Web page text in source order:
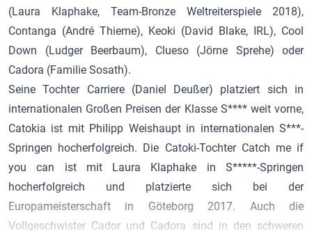
(Laura Klaphake, Team-Bronze Weltreiterspiele 2018),
Contanga (André Thieme), Keoki (David Blake, IRL), Cool
Down (Ludger Beerbaum), Clueso (Jörne Sprehe) oder
Cadora (Familie Sosath).
Seine Tochter Carriere (Daniel Deußer) platziert sich in
internationalen Großen Preisen der Klasse S**** weit vorne,
Catokia ist mit Philipp Weishaupt in internationalen S***-
Springen hocherfolgreich. Die Catoki-Tochter Catch me if
you can ist mit Laura Klaphake in S*****-Springen
hocherfolgreich und platzierte sich bei der
Europameisterschaft in Göteborg 2017. Auch die
Vollgeschwister Cador und Cadora sind in den schweren